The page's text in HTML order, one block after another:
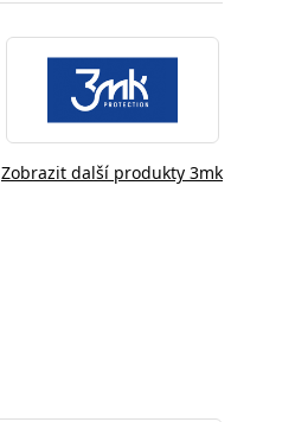
Zobrazit další produkty 3mk